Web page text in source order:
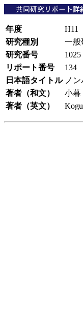
年度
H11
研究種別
一般
研究番号
1025
リポート番号
134
日本語タイトル ノ
著者（和文）
小
著者（英文）